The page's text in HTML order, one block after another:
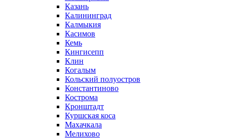
Казань
Калининград
Калмыкия
Касимов
Кемь
Кингисепп
Клин
Когалым
Кольский полуостров
Константиново
Кострома
Кронштадт
Куршская коса
Махачкала
Мелихово